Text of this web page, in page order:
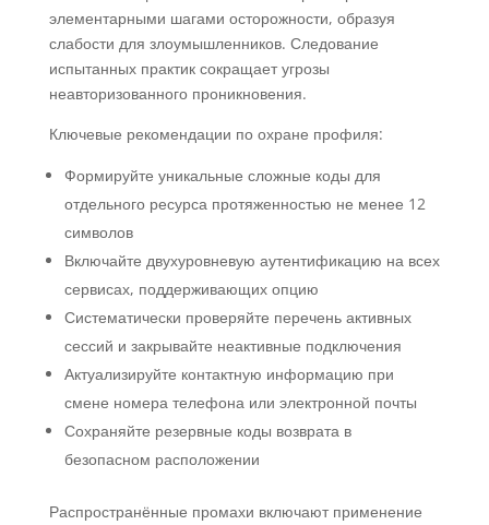
элементарными шагами осторожности, образуя
слабости для злоумышленников. Следование
испытанных практик сокращает угрозы
неавторизованного проникновения.
Ключевые рекомендации по охране профиля:
Формируйте уникальные сложные коды для
отдельного ресурса протяженностью не менее 12
символов
Включайте двухуровневую аутентификацию на всех
сервисах, поддерживающих опцию
Систематически проверяйте перечень активных
сессий и закрывайте неактивные подключения
Актуализируйте контактную информацию при
смене номера телефона или электронной почты
Сохраняйте резервные коды возврата в
безопасном расположении
Распространённые промахи включают применение